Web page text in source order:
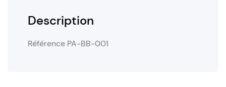
Description
Référence PA-BB-001